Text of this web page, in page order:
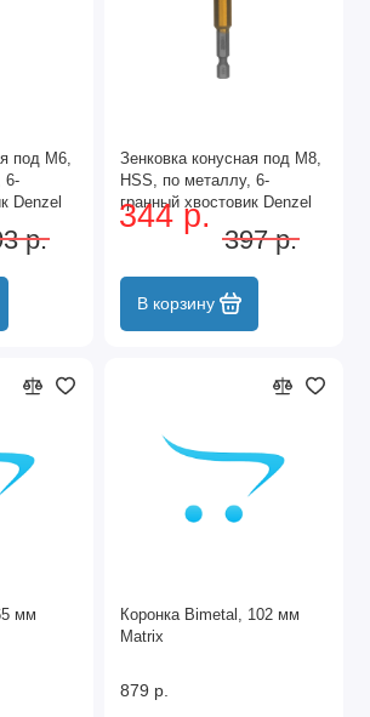
под М6,
6-
Denzel
р.
Зенковка конусная под М8,
HSS, по металлу, 6-
гранный хвостовик Denzel
344 р.
397 р.
В корзину
мм
Коронка Bimetal, 102 мм
Matrix
879 р.